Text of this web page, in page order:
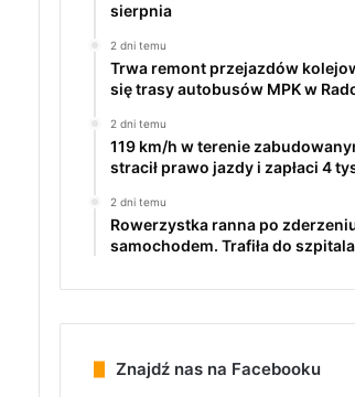
sierpnia
2 dni temu
Trwa remont przejazdów
się trasy autobusów MPK w
2 dni temu
119 km/h w terenie
stracił prawo jazdy i zapłaci 4
2 dni temu
Rowerzystka ranna po
samochodem. Trafiła do szpitala
Znajdź nas na Facebooku